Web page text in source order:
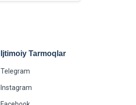
Ijtimoiy Tarmoqlar
Telegram
Instagram